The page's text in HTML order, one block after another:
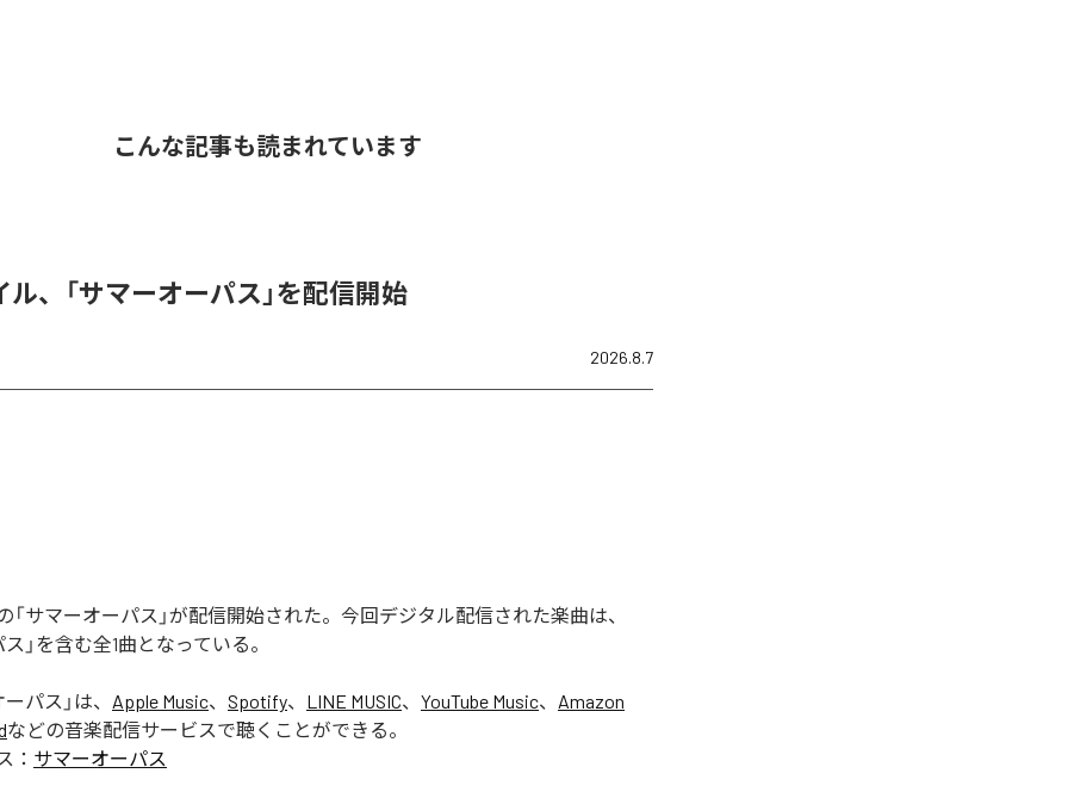
こんな記事も読まれています
、「サマーオーパス」を配信開始
2026.8.7
「サマーオーパス」が配信開始された。今回デジタル配信された楽曲は、
」を含む全1曲となっている。
パス 」は、 Apple Music、 Spotify、 LINE MUSIC、 YouTube Music、 Amazon
などの音楽配信サービスで聴くことができる。
： サマーオーパス